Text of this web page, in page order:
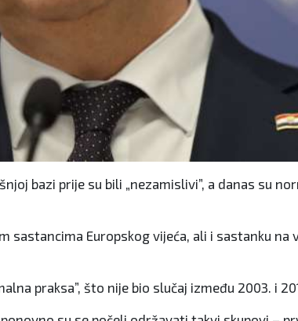
bazi prije su bili „nezamislivi”, a danas su
sastancima Europskog vijeća, ali i sastanku
praksa”, što nije bio slučaj između 2003. i